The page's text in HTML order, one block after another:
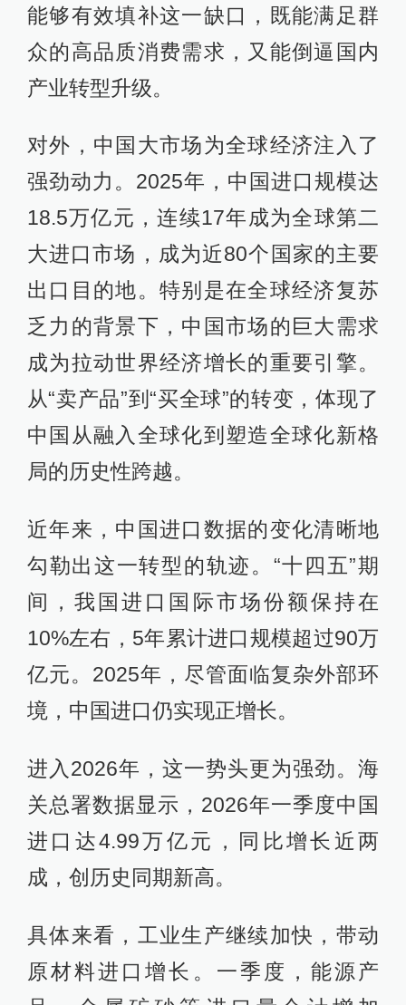
能够有效填补这一缺口，既能满足群
众的高品质消费需求，又能倒逼国内
产业转型升级。
对外，中国大市场为全球经济注入了
强劲动力。2025年，中国进口规模达
18.5万亿元，连续17年成为全球第二
大进口市场，成为近80个国家的主要
出口目的地。特别是在全球经济复苏
乏力的背景下，中国市场的巨大需求
成为拉动世界经济增长的重要引擎。
从“卖产品”到“买全球”的转变，体现了
中国从融入全球化到塑造全球化新格
局的历史性跨越。
近年来，中国进口数据的变化清晰地
勾勒出这一转型的轨迹。“十四五”期
间，我国进口国际市场份额保持在
10%左右，5年累计进口规模超过90万
亿元。2025年，尽管面临复杂外部环
境，中国进口仍实现正增长。
进入2026年，这一势头更为强劲。海
关总署数据显示，2026年一季度中国
进口达4.99万亿元，同比增长近两
成，创历史同期新高。
具体来看，工业生产继续加快，带动
原材料进口增长。一季度，能源产